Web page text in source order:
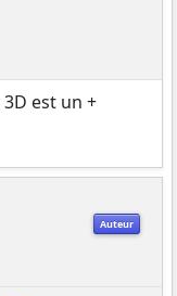
est un +
Auteur